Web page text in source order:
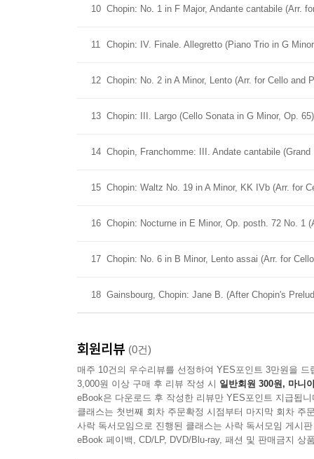
10 Chopin: No. 1 in F Major, Andante cantabile (Arr.
11 Chopin: IV. Finale. Allegretto (Piano Trio in G
12 Chopin: No. 2 in A Minor, Lento (Arr. for Cello and
13 Chopin: III. Largo (Cello Sonata in G Minor, Op. 65)
14 Chopin, Franchomme: III. Andate cantabile
15 Chopin: Waltz No. 19 in A Minor, KK IVb (Arr. for
16 Chopin: Nocturne in E Minor, Op. posth. 72 No. 1
17 Chopin: No. 6 in B Minor, Lento assai (Arr. for
18 Gainsbourg, Chopin: Jane B. (After Chopin's
회원리뷰 (0건)
매주 10건의 우수리뷰를 선정하여 YES포인트 3만원을 드
3,000원 이상 구매 후 리뷰 작성 시 일반회원 300원, 마니
eBook은 다운로드 후 작성한 리뷰만 YES포인트 지급됩니
클래스는 첫번째 회차 주문확정 시점부터 마지막 회차 주
사락 독서모임으로 진행된 클래스는 사락 독서모임 게시
eBook 페이백, CD/LP, DVD/Blu-ray, 패션 및 판매금지 상